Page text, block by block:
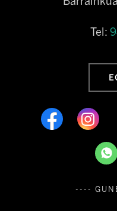
Tel:
----